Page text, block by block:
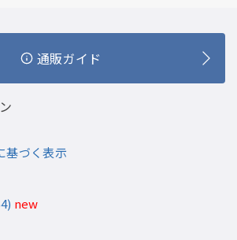
通販ガイド
基づく表示
new